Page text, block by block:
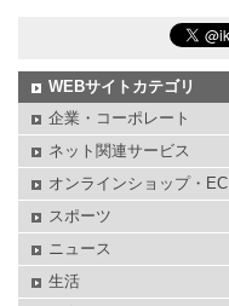
WEBサイトカテゴリ
企業・コーポレート
ネット関連サービス
オンラインショップ・EC
スポーツ
ニュース
生活